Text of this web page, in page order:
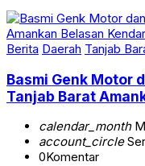
Berita Daerah Tanjab
Basmi Genk Motor
Tanjab Barat
calendar_month
account_circle
0Komentar